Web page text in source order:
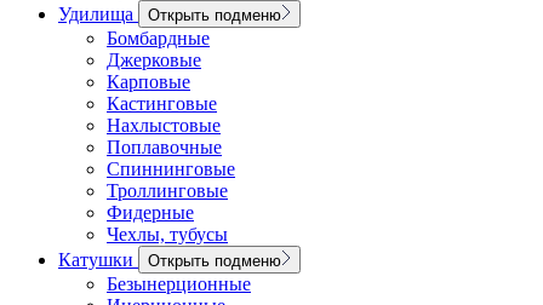
Удилища
Открыть подменю
Бомбардные
Джерковые
Карповые
Кастинговые
Нахлыстовые
Поплавочные
Спиннинговые
Троллинговые
Фидерные
Чехлы, тубусы
Катушки
Открыть подменю
Безынерционные